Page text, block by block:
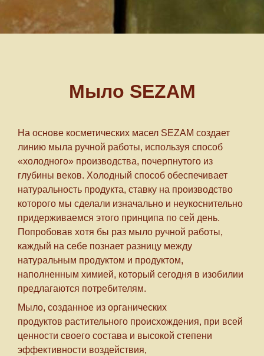
Мыло SEZAM
На основе косметических масел SEZAM создает
линию мыла ручной работы, используя способ
«холодного» производства, почерпнутого из
глубины веков. Холодный способ обеспечивает
натуральность продукта, ставку на производство
которого мы сделали изначально и неукоснительно
придерживаемся этого принципа по сей день.
Попробовав хотя бы раз мыло ручной работы,
каждый на себе познает разницу между
натуральным продуктом и продуктом,
наполненным химией, который сегодня в изобилии
предлагаются потребителям.
Мыло, созданное из органических
продуктов растительного происхождения, при всей
ценности своего состава и высокой степени
эффективности воздействия,